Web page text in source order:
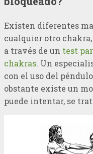
Existen diferentes
cualquier otro chakra,
a través de un test
chakras. Un
con el uso del
obstante existe un
puede intentar, se